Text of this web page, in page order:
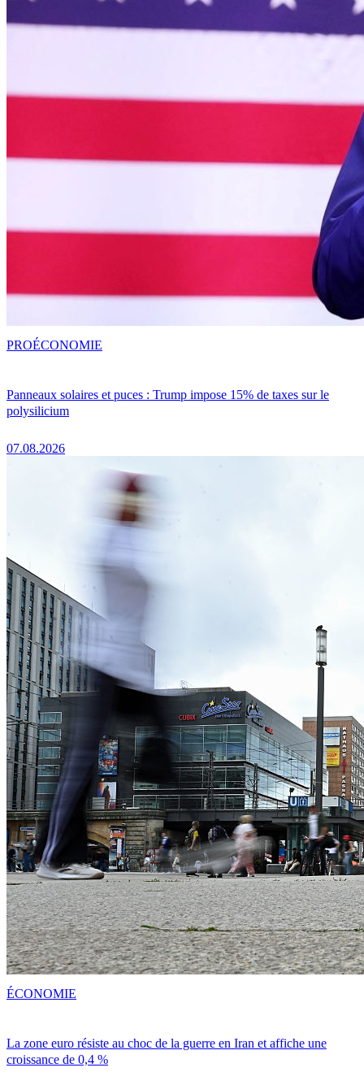
Panneaux solaires et puces : Trump impose 15% de taxes sur le
polysilicium
07.08.2026
PROÉCONOMIE
La zone euro résiste au choc de la guerre en Iran et affiche une
croissance de 0,4 %
ÉCONOMIE